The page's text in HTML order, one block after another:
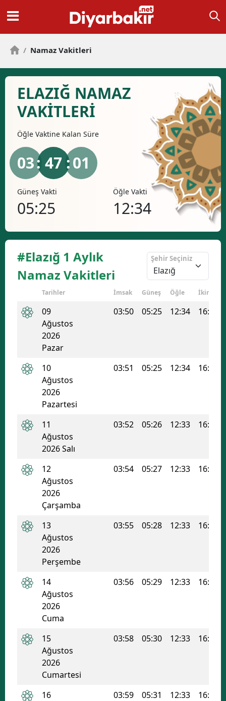
/ Namaz Vakitleri
ELAZIĞ NAMAZ
VAKİTLERİ
Öğle Vaktine Kalan Süre
03: 47 :00
Güneş Vakti
05:25
Öğle Vakti
12:34
#Elazığ 1 Aylık
Namaz Vakitleri
Şehir Seçiniz
Tarihler İmsak Güneş Öğle İkindi
09
Ağustos
2026
Pazar
03:50 05:25 12:34 16:22
10
Ağustos
2026
Pazartesi
03:51 05:25 12:34 16:22
11
Ağustos
2026 Salı
03:52 05:26 12:33 16:21
12
Ağustos
2026
Çarşamba
03:54 05:27 12:33 16:21
13
Ağustos
2026
Perşembe
03:55 05:28 12:33 16:20
14
Ağustos
2026
Cuma
03:56 05:29 12:33 16:20
15
Ağustos
2026
Cumartesi
03:58 05:30 12:33 16:19
16
03:59 05:31 12:33 16:19